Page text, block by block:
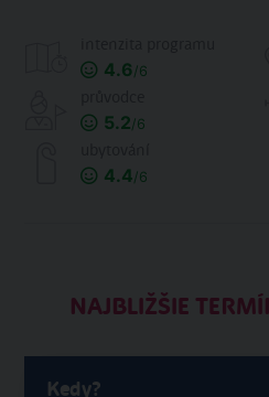
4.6/6
5.2/6
4.4/6
NAJBLIŽŠIE
Kedy?